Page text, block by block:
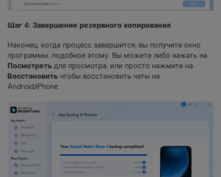
Шаг 4: Завершение резервного копирования
Наконец, когда процесс завершится, вы получите окно
программы, подобное этому. Вы можете либо нажать на
Посмотреть для просмотра, или просто нажмите на
Восстановить чтобы восстановить чаты на
Android/iPhone.